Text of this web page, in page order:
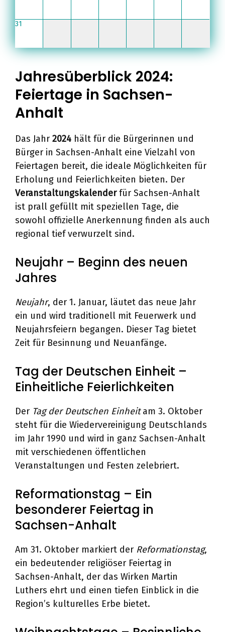
31
Jahresüberblick 2024:
Feiertage in Sachsen-
Anhalt
Das Jahr 2024 hält für die Bürgerinnen und
Bürger in Sachsen-Anhalt eine Vielzahl von
Feiertagen bereit, die ideale Möglichkeiten für
Erholung und Feierlichkeiten bieten. Der
Veranstaltungskalenderfür Sachsen-Anhalt
ist prall gefüllt mit speziellen Tage, die
sowohl offizielle Anerkennung finden als auch
regional tief verwurzelt sind.
Neujahr – Beginn des neuen
Jahres
Neujahr, der 1. Januar, läutet das neue Jahr
ein und wird traditionell mit Feuerwerk und
Neujahrsfeiern begangen. Dieser Tag bietet
Zeit für Besinnung und Neuanfänge.
Tag der Deutschen Einheit –
Einheitliche Feierlichkeiten
Der Tag der Deutschen Einheitam 3. Oktober
steht für die Wiedervereinigung Deutschlands
im Jahr 1990 und wird in ganz Sachsen-Anhalt
mit verschiedenen öffentlichen
Veranstaltungen und Festen zelebriert.
Reformationstag – Ein
besonderer Feiertag in
Sachsen-Anhalt
Am 31. Oktober markiert der Reformationstag,
ein bedeutender religiöser Feiertag in
Sachsen-Anhalt, der das Wirken Martin
Luthers ehrt und einen tiefen Einblick in die
Region’s kulturelles Erbe bietet.